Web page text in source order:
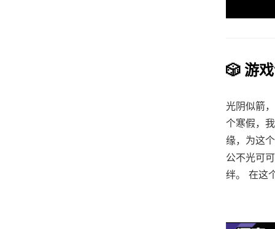
🎲 游
光阴似箭
个寒假，
缘，为这
公不光可
绊。 在这